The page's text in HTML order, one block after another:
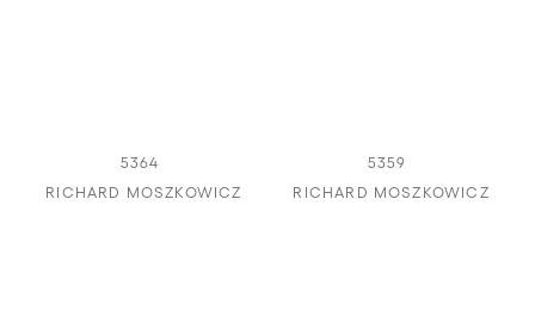
5364
RICHARD MOSZKOWICZ
5359
RICHARD MOSZKOWICZ